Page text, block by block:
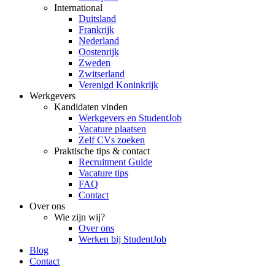
International
Duitsland
Frankrijk
Nederland
Oostenrijk
Zweden
Zwitserland
Verenigd Koninkrijk
Werkgevers
Kandidaten vinden
Werkgevers en StudentJob
Vacature plaatsen
Zelf CVs zoeken
Praktische tips & contact
Recruitment Guide
Vacature tips
FAQ
Contact
Over ons
Wie zijn wij?
Over ons
Werken bij StudentJob
Blog
Contact